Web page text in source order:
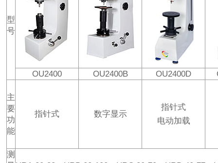
型
号
OU2400 OU2400B OU2400D
主
要
功
能
指针式 数字显示
指针式
电动加载
测